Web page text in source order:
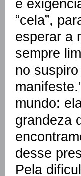
é
“cela”,
esperar a
sempre
no
mundo:
grandeza
desse
Pela